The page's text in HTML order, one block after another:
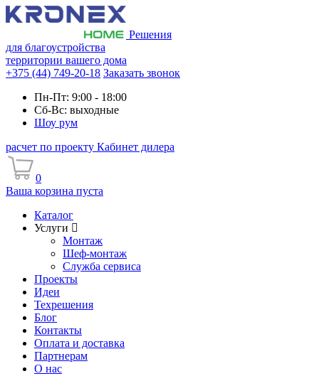
Решения
для благоустройства
территории вашего дома
+375 (44) 749-20-18 Заказать звонок
Пн-Пт: 9:00 - 18:00
Сб-Вс: выходные
Шоу рум
расчет по проекту Кабинет дилера
0
Ваша корзина пуста
Каталог
Услуги
Монтаж
Шеф-монтаж
Служба сервиса
Проекты
Идеи
Техрешения
Блог
Контакты
Оплата и доставка
Партнерам
О нас